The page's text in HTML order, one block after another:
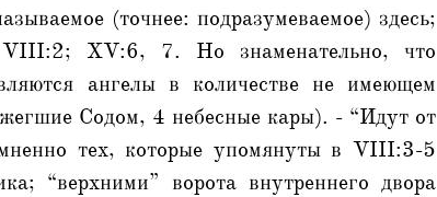
(точнее: подразумеваемое) здесь;
XV:6, 7. Но знаменательно, что
ангелы в количестве не имеющем
Содом, 4 небесные кары). - “Идут от
тех, которые упомянуты в VIII:3-5
“верхними” ворота внутреннего двора